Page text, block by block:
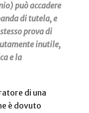
può accadere
di tutela, e
prova di
inutile,
e la
di una
è dovuto